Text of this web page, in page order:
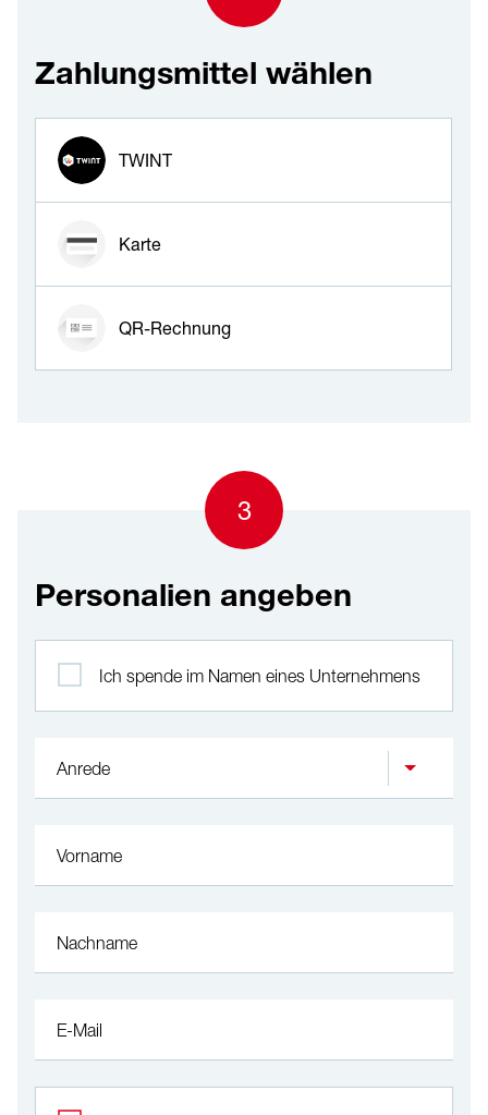
Zahlungsmittel wählen
TWINT
Karte
QR-Rechnung
3
Personalien angeben
Ich spende im Namen eines Unternehmens
Anrede
Vorname
Nachname
E-Mail